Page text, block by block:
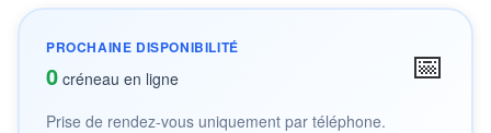
PROCHAINE DISPONIBILITÉ
0 créneau en ligne 📅
Prise de rendez-vous uniquement par téléphone.